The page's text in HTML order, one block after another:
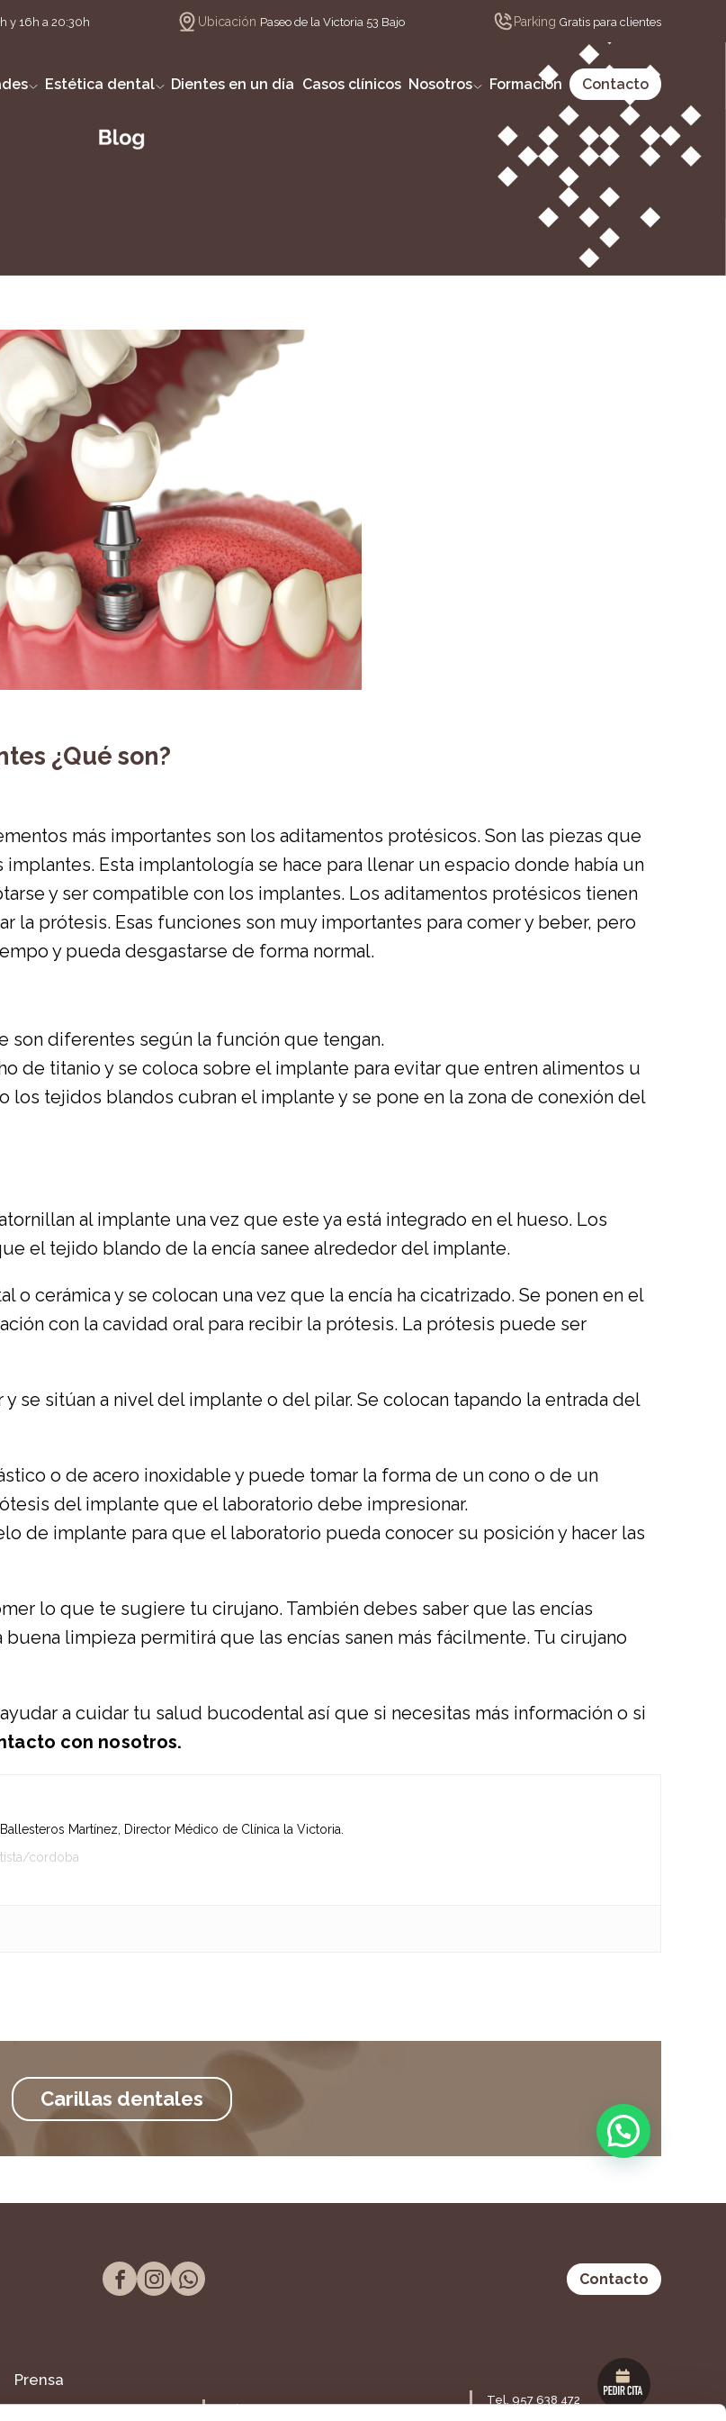
y 16h a 20:30h Ubicación Paseo de la Victoria 53 Bajo Parking Gratis para clientes
Estética dental Dientes en un día Casos clínicos Nosotros Formación Contacto
¿Qué son?
más importantes son los aditamentos protésicos. Son las piezas que
Esta implantología se hace para llenar un espacio donde había un
y ser compatible con los implantes. Los aditamentos protésicos tienen
la prótesis. Esas funciones son muy importantes para comer y beber, pero
y pueda desgastarse de forma normal.
son diferentes según la función que tengan.
de titanio y se coloca sobre el implante para evitar que entren alimentos u
los tejidos blandos cubran el implante y se pone en la zona de conexión del
al implante una vez que este ya está integrado en el hueso. Los
el tejido blando de la encía sanee alrededor del implante.
o cerámica y se colocan una vez que la encía ha cicatrizado. Se ponen en el
con la cavidad oral para recibir la prótesis. La prótesis puede ser
se sitúan a nivel del implante o del pilar. Se colocan tapando la entrada del
o de acero inoxidable y puede tomar la forma de un cono o de un
del implante que el laboratorio debe impresionar.
de implante para que el laboratorio pueda conocer su posición y hacer las
lo que te sugiere tu cirujano. También debes saber que las encías
buena limpieza permitirá que las encías sanen más fácilmente. Tu cirujano
a cuidar tu salud bucodental así que si necesitas más información o si
con nosotros.
Martínez, Director Médico de Clínica la Victoria.
cordoba
Carillas dentales
Contacto
Prensa
Tel. 957 298 661
Tel. 957 638 472